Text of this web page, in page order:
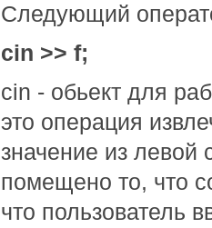
Следующий
cin >> f;
cin - обьект для
это операция
значение из левой
помещено то, что
что пользователь